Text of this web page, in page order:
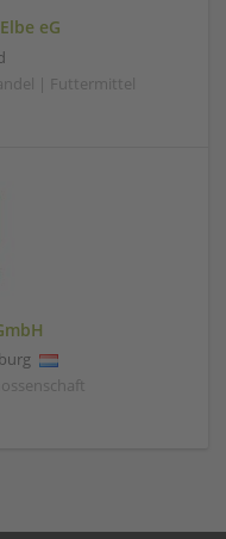
eG
| Futtermittel